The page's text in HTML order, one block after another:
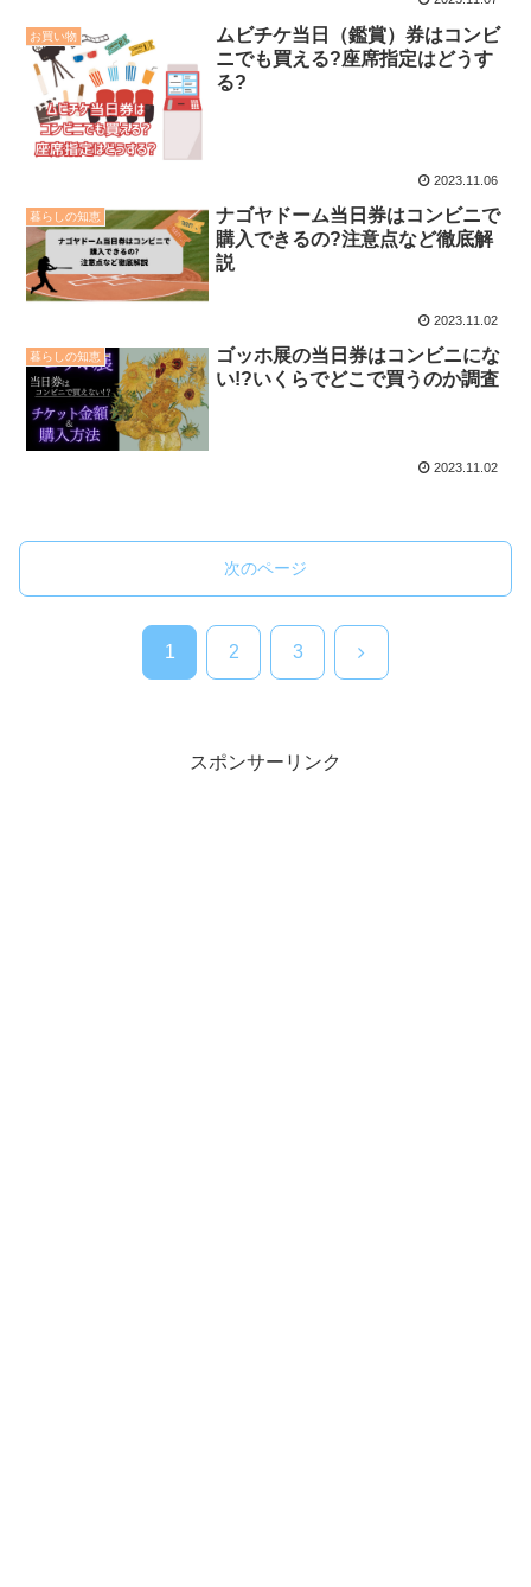
お買い物
ムビチケ当日（鑑賞）券はコンビ
ニでも買える?座席指定はどうす
る?
2023.11.06
暮らしの知恵
ナゴヤドーム当日券はコンビニで
購入できるの?注意点など徹底解
説
2023.11.02
暮らしの知恵
ゴッホ展の当日券はコンビニにな
い!?いくらでどこで買うのか調査
2023.11.02
次のページ
1 2 3 次
スポンサーリンク